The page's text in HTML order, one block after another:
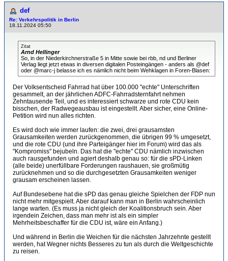
def
Re: Verkehrspolitik in Berlin
18.11.2024 05:50
Zitat
Arnd Hellinger
So, in der Niederkirchnerstraße 5 in Mitte sowie bei rbb, nd und Berliner
Verlag liegt jetzt etwas in diversen digitalen Posteingängen - anders als @def
oder @marc-j belasse ich es nämlich nicht beim Wehklagen in Foren-Blasen:
Der Volksentscheid Fahrrad hat über 100.000 "echte" Unterschriften
gesammelt, an der jährlichen ADFC-Fahrradsternfahrt nehmen
Zehntausende Teil, und es interessiert schwarze und rote CDU kein
bisschen, der Radwegeausbau ist eingestellt. Aber sicher, eine Online-
Petition wird nun alles richten.
Es wird doch wie immer laufen: die zwei, drei grausamsten
Grausamkeiten werden zurückgenommen, die übrigen 99 % umgesetzt,
und die rote CDU (und ihre Parteigänger hier im Forum) wird das als
"Kompromiss" bejubeln. Das hat die "echte" CDU nämlich inzwischen
auch rausgefunden und agiert deshalb genau so: für die sPD-Linken
(alle beide) unerfüllbare Forderungen raushauen, sie großmütig
zurücknehmen und so die durchgesetzten Grausamkeiten weniger
grausam erscheinen lassen.
Auf Bundesebene hat die sPD das genau gleiche Spielchen der FDP nun
nicht mehr mitgespielt. Aber darauf kann man in Berlin wahrscheinlich
lange warten. (Es muss ja nicht gleich der Koalitionsbruch sein. Aber
irgendein Zeichen, dass man mehr ist als ein simpler
Mehrheitsbeschaffer für die CDU ist, wäre ein Anfang.)
Und während in Berlin die Weichen für die nächsten Jahrzehnte gestellt
werden, hat Wegner nichts Besseres zu tun als durch die Weltgeschichte
zu reisen.